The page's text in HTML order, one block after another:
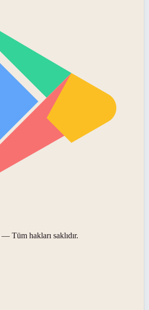
— Tüm hakları saklıdır.